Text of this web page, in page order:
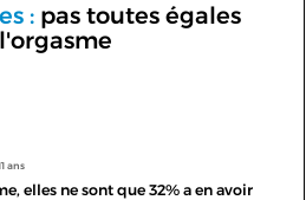
:pas toutes égales
ans
elles ne sont que 32% a en avoir